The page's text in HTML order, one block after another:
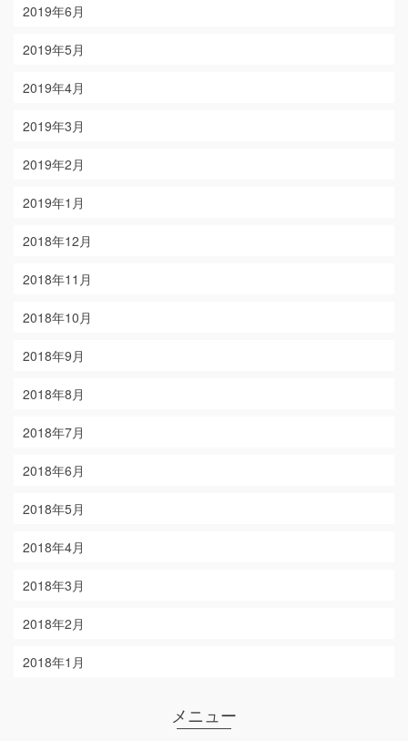
2019年6月
2019年5月
2019年4月
2019年3月
2019年2月
2019年1月
2018年12月
2018年11月
2018年10月
2018年9月
2018年8月
2018年7月
2018年6月
2018年5月
2018年4月
2018年3月
2018年2月
2018年1月
メニュー